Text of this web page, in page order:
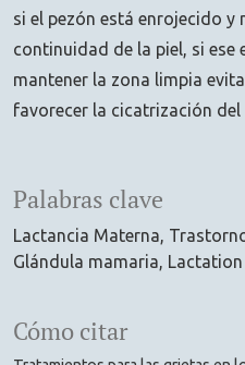
Palabras clave
Lactancia Materna
Glándula mamaria Lactation
Cómo citar
si el pezón está enrojecido y
continuidad de la piel, si ese
mantener la zona limpia
favorecer la cicatrización